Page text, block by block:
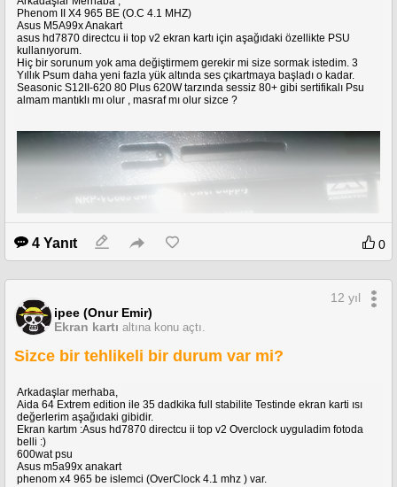
Phenom II X4 965 BE (O.C 4.1 MHZ)
Asus M5A99x Anakart
asus hd7870 directcu ii top v2 ekran kartı için aşağıdaki özellikte PSU
kullanıyorum.
Hiç bir sorunum yok ama değiştirmem gerekir mi size sormak istedim. 3
Yıllık Psum daha yeni fazla yük altında ses çıkartmaya başladı o kadar.
Seasonic S12II-620 80 Plus 620W tarzında sessiz 80+ gibi sertifikalı Psu
almam mantıklı mı olur , masraf mı olur sizce ?
4 Yanıt 0
ipee (Onur Emir)
Ekran kartı altına konu açtı.
12 yıl
Sizce bir tehlikeli bir durum var mi?
Arkadaşlar merhaba,
Aida 64 Extrem edition ile 35 dadkika full stabilite Testinde ekran karti ısı
değerlerim aşağıdaki gibidir.
Ekran kartım :Asus hd7870 directcu ii top v2 Overclock uyguladim fotoda
belli :)
600wat psu
Asus m5a99x anakart
phenom x4 965 be islemci (OverClock 4.1 mhz ) var.